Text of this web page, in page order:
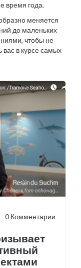
время года.
меняется
до маленьких
чтобы не
вас в курсе самых
0 Комментарии